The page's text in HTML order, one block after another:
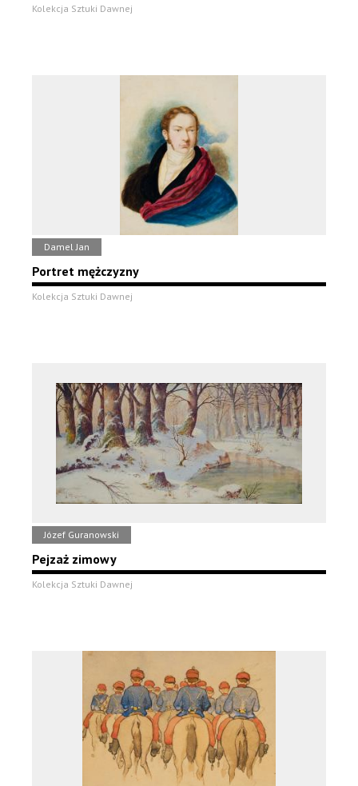
Kolekcja Sztuki Dawnej
Damel Jan
Portret mężczyzny
Kolekcja Sztuki Dawnej
Józef Guranowski
Pejzaż zimowy
Kolekcja Sztuki Dawnej